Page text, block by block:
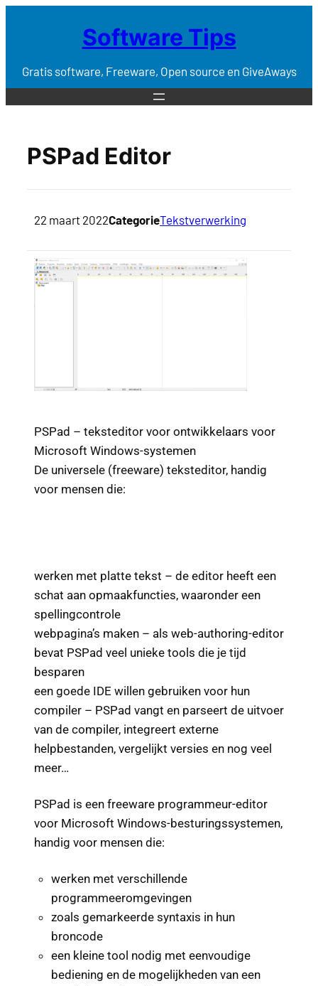
Software Tips
Gratis software, Freeware, Open source en GiveAways
PSPad Editor
22 maart 2022CategorieTekstverwerking
PSPad – teksteditor voor ontwikkelaars voor
Microsoft Windows-systemen
De universele (freeware) teksteditor, handig
voor mensen die:
werken met platte tekst – de editor heeft een
schat aan opmaakfuncties, waaronder een
spellingcontrole
webpagina’s maken – als web-authoring-editor
bevat PSPad veel unieke tools die je tijd
besparen
een goede IDE willen gebruiken voor hun
compiler – PSPad vangt en parseert de uitvoer
van de compiler, integreert externe
helpbestanden, vergelijkt versies en nog veel
meer…
PSPad is een freeware programmeur-editor
voor Microsoft Windows-besturingssystemen,
handig voor mensen die:
werken met verschillende
programmeeromgevingen
zoals gemarkeerde syntaxis in hun
broncode
een kleine tool nodig met eenvoudige
bediening en de mogelijkheden van een